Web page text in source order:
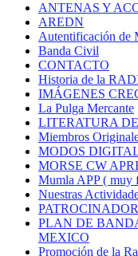
ANTENAS Y
AREDN
Autentificación de
Banda Civil
CONTACTO
Historia de la
IMÁGENES
La Pulga Mercante
LITERATURA
Miembros
MODOS
MORSE CW
Mumla APP ( muy
Nuestras
PLAN DE
MEXICO
Promoción de la